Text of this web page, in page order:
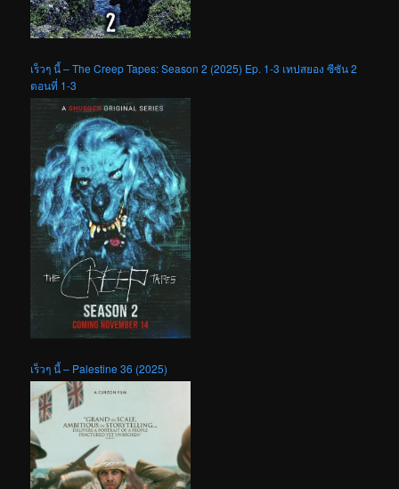
เร็วๆ นี้ – The Creep Tapes: Season 2 (2025) Ep. 1-3 เทปสยอง ซีซัน 2
ตอนที่ 1-3
เร็วๆ นี้ – Palestine 36 (2025)